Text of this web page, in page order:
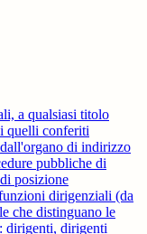
a qualsiasi titolo
quelli conferiti
di indirizzo
pubbliche di
posizione
dirigenziali (da
che distinguano le
dirigenti, dirigenti